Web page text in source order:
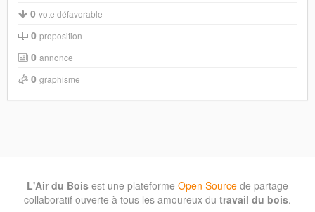
0 vote défavorable
0 proposition
0 annonce
0 graphisme
L'Air du Bois est une plateforme Open Source de partage
collaboratif ouverte à tous les amoureux du travail du bois.